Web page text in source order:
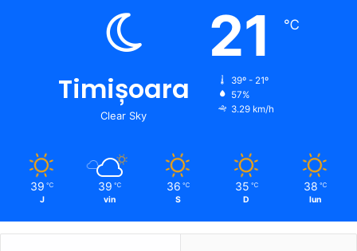
Timișoara
Clear Sky
21 ℃
39º - 21º
57%
3.29 km/h
39 ℃
J
39 ℃
vin
36 ℃
S
35 ℃
D
38 ℃
lun